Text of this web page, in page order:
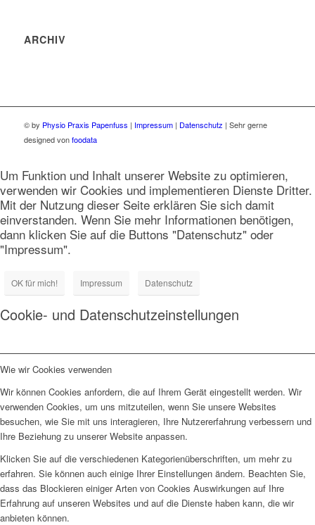
ARCHIV
© by Physio Praxis Papenfuss | Impressum| Datenschutz | Sehr gerne
designed vonfoodata
Um Funktion und Inhalt unserer Website zu optimieren,
verwenden wir Cookies und implementieren Dienste Dritter.
Mit der Nutzung dieser Seite erklären Sie sich damit
einverstanden. Wenn Sie mehr Informationen benötigen,
dann klicken Sie auf die Buttons "Datenschutz" oder
"Impressum".
OK für mich! Impressum Datenschutz
Cookie- und Datenschutzeinstellungen
Wie wir Cookies verwenden
Wir können Cookies anfordern, die auf Ihrem Gerät eingestellt werden. Wir
verwenden Cookies, um uns mitzuteilen, wenn Sie unsere Websites
besuchen, wie Sie mit uns interagieren, Ihre Nutzererfahrung verbessern und
Ihre Beziehung zu unserer Website anpassen.
Klicken Sie auf die verschiedenen Kategorienüberschriften, um mehr zu
erfahren. Sie können auch einige Ihrer Einstellungen ändern. Beachten Sie,
dass das Blockieren einiger Arten von Cookies Auswirkungen auf Ihre
Erfahrung auf unseren Websites und auf die Dienste haben kann, die wir
anbieten können.